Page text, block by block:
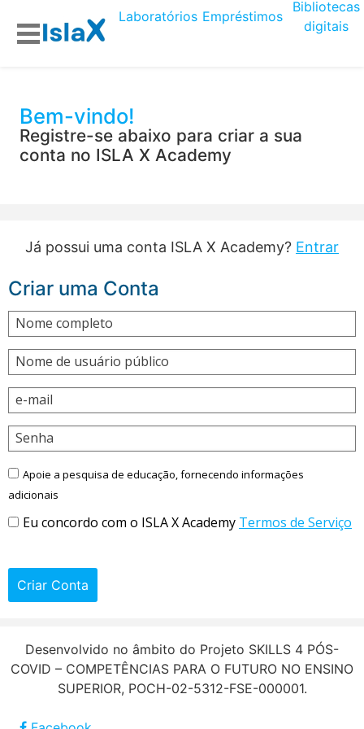
Laboratórios Empréstimos
Bibliotecas
digitais
Bem-vindo!
Registre-se abaixo para criar a sua
conta no ISLA X Academy
Já possui uma conta ISLA X Academy? Entrar
Criar uma Conta
Nome completo
Nome de usuário público
e-mail
Senha
Apoie a pesquisa de educação, fornecendo informações
adicionais
Eu concordo com o ISLA X Academy Termos de Serviço
Criar Conta
Desenvolvido no âmbito do Projeto SKILLS 4 PÓS-
COVID – COMPETÊNCIAS PARA O FUTURO NO ENSINO
SUPERIOR, POCH-02-5312-FSE-000001.